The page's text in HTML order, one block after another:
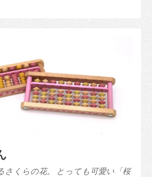
さくらの花。 とっても可愛い「桜